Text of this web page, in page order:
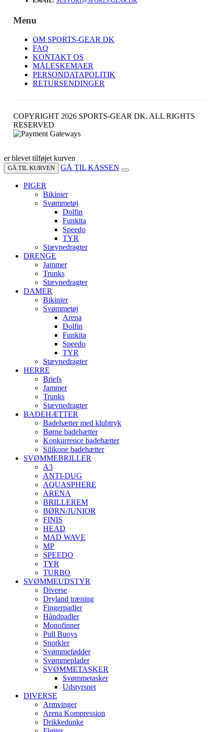
Menu
OM SPORTS-GEAR DK
FAQ
KONTAKT OS
MÅLESKEMAER
PERSONDATAPOLITIK
RETURSENDINGER
COPYRIGHT 2026 SPORTS-GEAR DK. ALL RIGHTS
RESERVED
er blevet tilføjet kurven
GÅ TIL KURVEN GÅ TIL KASSEN
PIGER
Bikinier
Svømmetøj
Dolfin
Funkita
Speedo
TYR
Stævnedragter
DRENGE
Jammer
Trunks
Stævnedragter
DAMER
Bikinier
Svømmetøj
Arena
Dolfin
Funkita
Speedo
TYR
Stævnedragter
HERRE
Briefs
Jammer
Trunks
Stævnedragter
BADEHÆTTER
Badehætter med klubtryk
Børne badehætter
Konkurrence badehætter
Silikone badehætter
SVØMMEBRILLER
A3
ANTI-DUG
AQUASPHERE
ARENA
BRILLEREM
BØRN/JUNIOR
FINIS
HEAD
MAD WAVE
MP
SPEEDO
TYR
TURBO
SVØMMEUDSTYR
Diverse
Dryland træning
Fingerpadler
Håndpadler
Monofinner
Pull Buoys
Snorkler
Svømmefødder
Svømmeplader
SVØMMETASKER
Svømmetasker
Udstyrsnet
DIVERSE
Armvinger
Arena Kompression
Drikkedunke